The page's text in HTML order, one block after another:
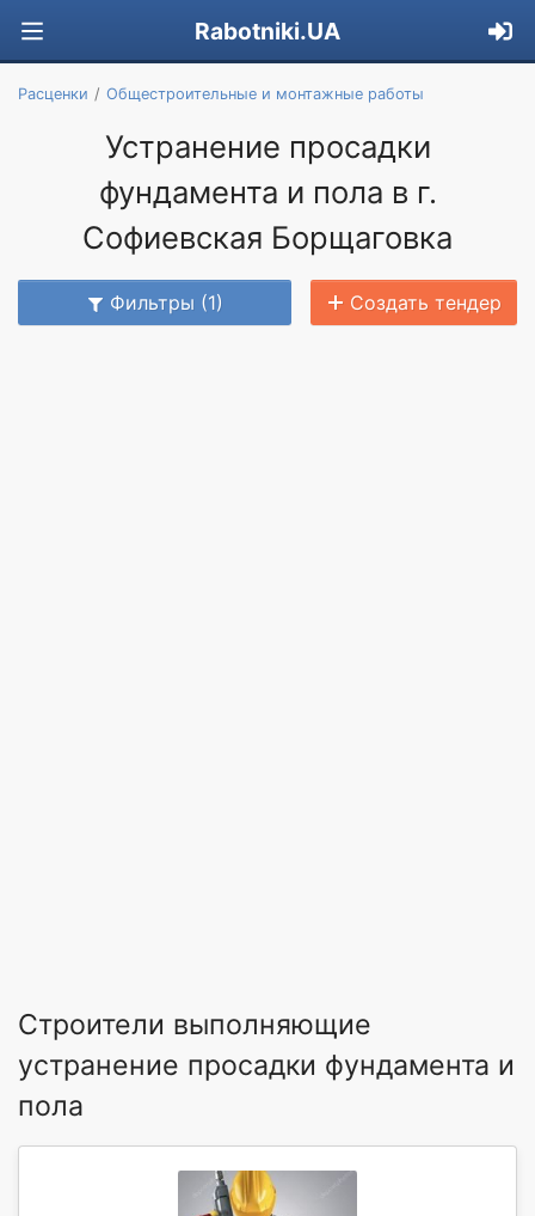
Rabotniki.UA
Расценки Общестроительные и монтажные работы
Устранение просадки
фундамента и пола в г.
Софиевская Борщаговка
Фильтры (1) Создать тендер
Строители выполняющие
устранение просадки фундамента и
пола